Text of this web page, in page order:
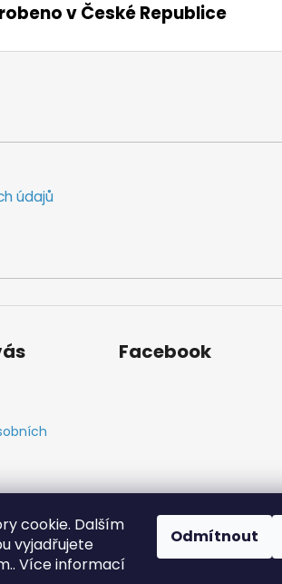
cookie. Dalším
vyjadřujete
Více informací
Odmítnout
v České Republice
údajů
Facebook